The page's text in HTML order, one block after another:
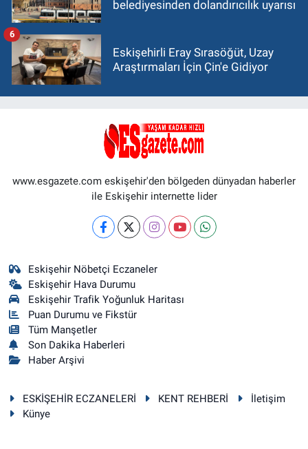
belediyesinden dolandırıcılık uyarısı
Eskişehirli Eray Sırasöğüt, Uzay
Araştırmaları İçin Çin'e Gidiyor
6
www.esgazete.com eskişehir'den bölgeden dünyadan haberler
ile Eskişehir internette lider
Eskişehir Nöbetçi Eczaneler
Eskişehir Hava Durumu
Eskişehir Trafik Yoğunluk Haritası
Puan Durumu ve Fikstür
Tüm Manşetler
Son Dakika Haberleri
Haber Arşivi
ESKİŞEHİR ECZANELERİ KENT REHBERİ
İletişim
Künye